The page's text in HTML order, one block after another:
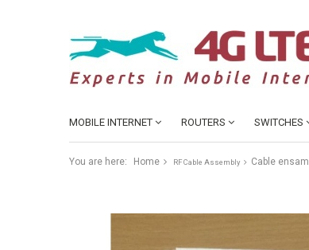
MOBILE INTERNET ROUTERS SWITCHES
You are here: Home RF Cable Assembly Cable